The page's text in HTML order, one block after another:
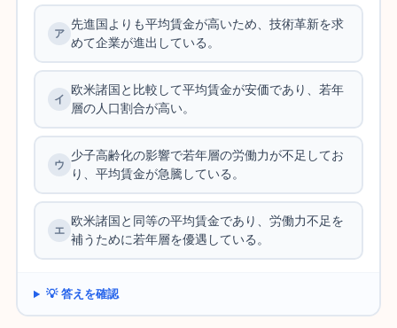
先進国よりも平均賃金が高いため、技術革新を求
めて企業が進出している。
欧米諸国と比較して平均賃金が安価であり、若年
層の人口割合が高い。
少子高齢化の影響で若年層の労働力が不足してお
り、平均賃金が急騰している。
欧米諸国と同等の平均賃金であり、労働力不足を
補うために若年層を優遇している。
💡 答えを確認